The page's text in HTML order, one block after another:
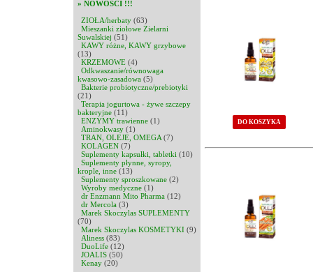
» NOWOŚCI !!!
ZIOŁA/herbaty (63)
Mieszanki ziołowe Zielarni
Suwalskiej (51)
KAWY różne, KAWY grzybowe
(13)
KRZEMOWE (4)
Odkwaszanie/równowaga
kwasowo-zasadowa (5)
Bakterie probiotyczne/prebiotyki
(21)
Terapia jogurtowa - żywe szczepy
bakteryjne (11)
ENZYMY trawienne (1)
Aminokwasy (1)
TRAN, OLEJE, OMEGA (7)
KOLAGEN (7)
Suplementy kapsułki, tabletki (10)
Suplementy płynne, syropy,
krople, inne (13)
Suplementy sproszkowane (2)
Wyroby medyczne (1)
dr Enzmann Mito Pharma (12)
dr Mercola (3)
Marek Skoczylas SUPLEMENTY
(70)
Marek Skoczylas KOSMETYKI (9)
Aliness (83)
DuoLife (12)
JOALIS (50)
Kenay (20)
DO KOSZYKA